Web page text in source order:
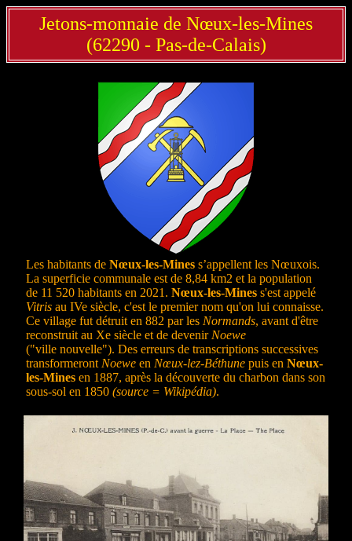
Jetons-monnaie de Nœux-les-Mines
(62290 - Pas-de-Calais)
Les habitants de Nœux-les-Mines s’appellent les Nœuxois.
La superficie communale est de 8,84 km2 et la population
de 11 520 habitants en 2021. Nœux-les-Mines s'est appelé
Vitris au IVe siècle, c'est le premier nom qu'on lui connaisse.
Ce village fut détruit en 882 par les Normands, avant d'être
reconstruit au Xe siècle et de devenirNoewe
("ville nouvelle"). Des erreurs de transcriptions successives
transformerontNoewe en Nœux-lez-Béthune puis en Nœux-
les-Mines en 1887, après la découverte du charbon dans son
sous-sol en 1850 (source = Wikipédia).